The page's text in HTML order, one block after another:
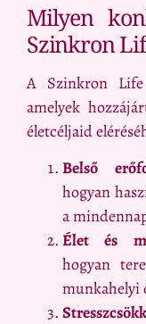
Milyen
Szinkron
A Szinkron Life
amelyek
életcéljaid
Belső
hogyan
a
Élet és
hogyan
munkahelyi